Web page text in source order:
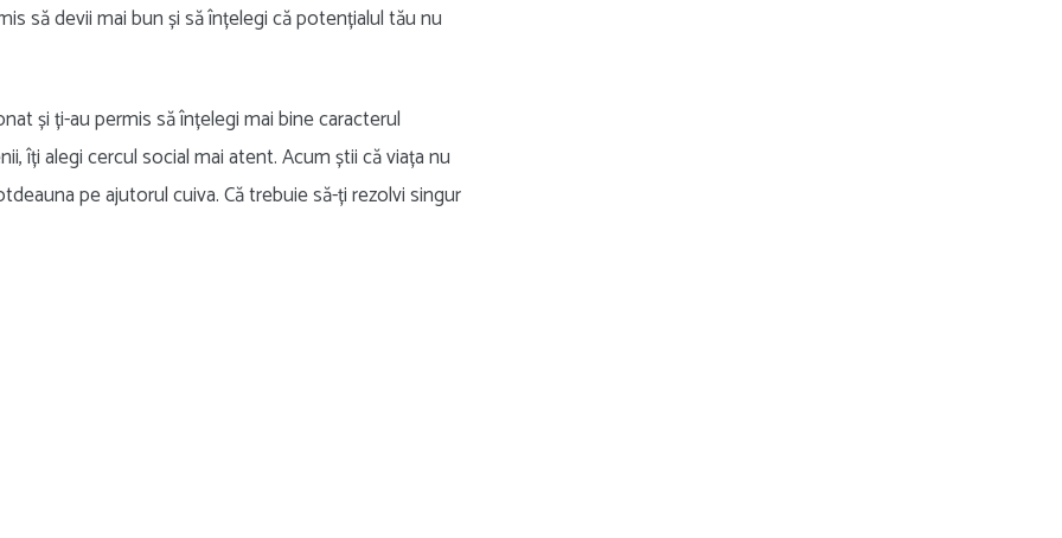
să devii mai bun și să înțelegi că potențialul tău nu
și ți-au permis să înțelegi mai bine caracterul
îți alegi cercul social mai atent. Acum știi că viața nu
pe ajutorul cuiva. Că trebuie să-ți rezolvi singur